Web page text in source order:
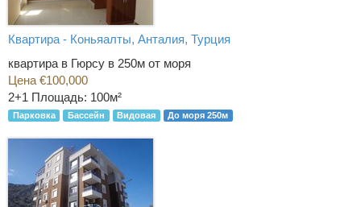
Квартира - Коньяалты, Анталия, Турция
квартира в Гюрсу в 250м от моря
Цена €100,000
2+1 Площадь: 100м²
Парковка Бассейн Видовая До моря 250м